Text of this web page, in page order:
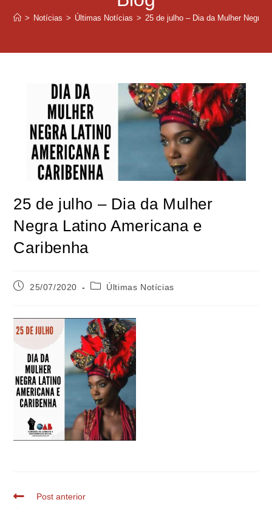
> Notícias > Últimas Notícias > 25 de julho – Dia da Mulher Negra
25 de julho – Dia da Mulher
Negra Latino Americana e
Caribenha
25/07/2020 Últimas Notícias
Post anterior